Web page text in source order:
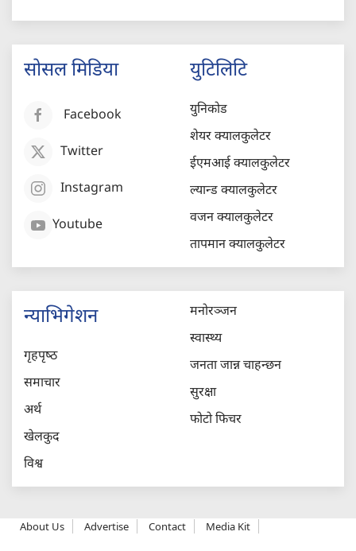
सोसल मिडिया
Facebook
Twitter
Instagram
Youtube
युटिलिटि
युनिकोड
शेयर क्यालकुलेटर
ईएमआई क्यालकुलेटर
ल्यान्ड क्यालकुलेटर
वजन क्यालकुलेटर
तापमान क्यालकुलेटर
न्याभिगेशन
गृहपृष्‍ठ
समाचार
अर्थ
खेलकुद
विश्व
मनोरञ्जन
स्वास्थ्य
जनता जान्न चाहन्छन
सुरक्षा
फोटो फिचर
About Us Advertise Contact Media Kit